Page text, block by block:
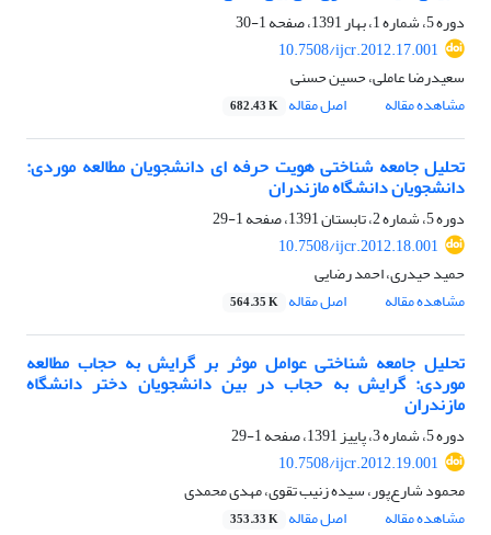
دوره 5، شماره 1، بهار 1391، صفحه
1-30
10.7508/ijcr.2012.17.001
سعیدرضا عاملی، حسین حسنی
مشاهده مقاله
اصل مقاله 682.43 K
تحلیل جامعه شناختی هویت حرفه ای دانشجویان مطالعه موردی:
دانشجویان دانشگاه مازندران
دوره 5، شماره 2، تابستان 1391، صفحه
1-29
10.7508/ijcr.2012.18.001
حمید حیدری، احمد رضایی
مشاهده مقاله
اصل مقاله 564.35 K
تحلیل جامعه شناختی عوامل موثر بر گرایش به حجاب مطالعه
موردی: گرایش به حجاب در بین دانشجویان دختر دانشگاه
مازندران
دوره 5، شماره 3، پاییز 1391، صفحه
1-29
10.7508/ijcr.2012.19.001
محمود شارع‌پور، سیده زنیب تقوی، مهدی محمدی
مشاهده مقاله
اصل مقاله 353.33 K